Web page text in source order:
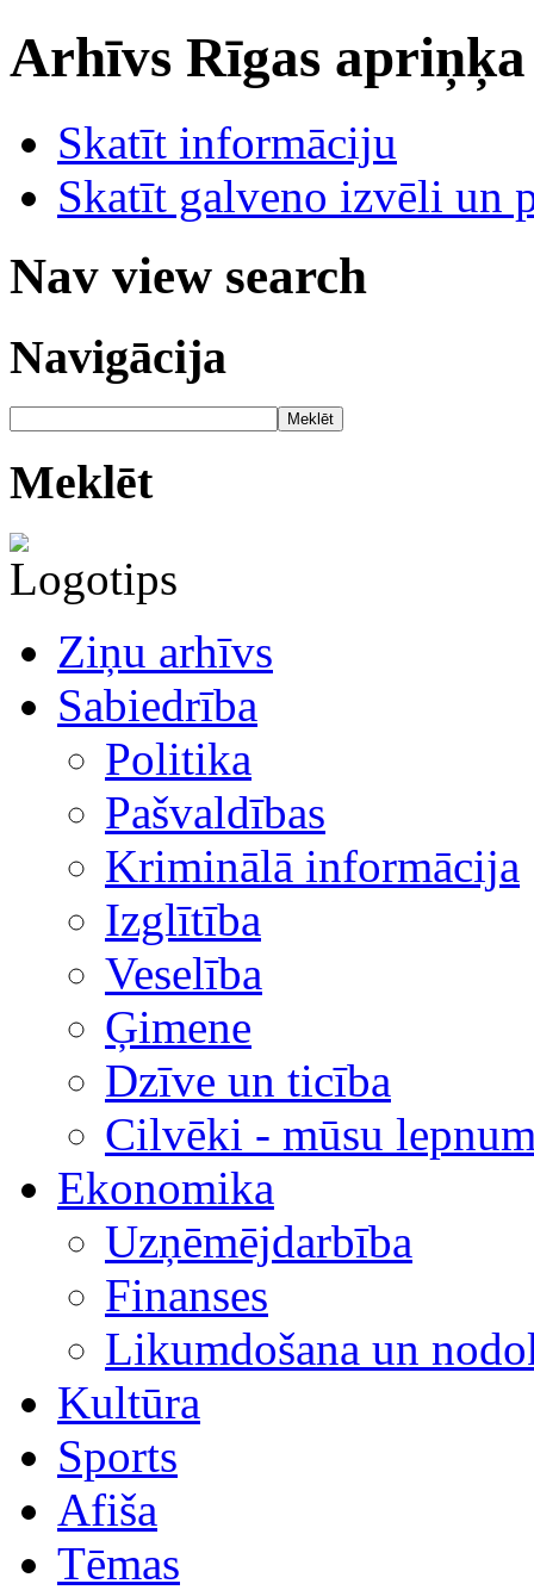
Arhīvs Rīgas
Skatīt informāciju
Skatīt galveno izvēli un
Nav view search
Navigācija
Meklēt
Meklēt
Ziņu arhīvs
Sabiedrība
Politika
Pašvaldības
Kriminālā informācija
Izglītība
Veselība
Ģimene
Dzīve un ticība
Cilvēki - mūsu
Ekonomika
Uzņēmējdarbība
Finanses
Likumdošana un
Kultūra
Sports
Afiša
Tēmas